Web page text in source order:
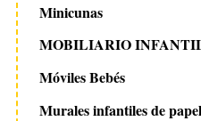
Minicunas
MOBILIARIO
Móviles Bebés
Murales infantiles de papel